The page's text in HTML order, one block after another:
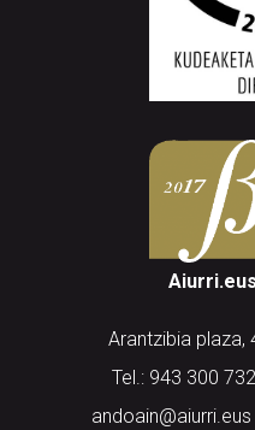
Arantzibia plaza,
Tel.: 943 300